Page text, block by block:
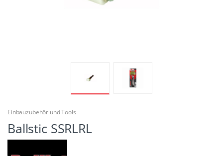
Einbauzubehör und Tools
Ballstic SSRLRL